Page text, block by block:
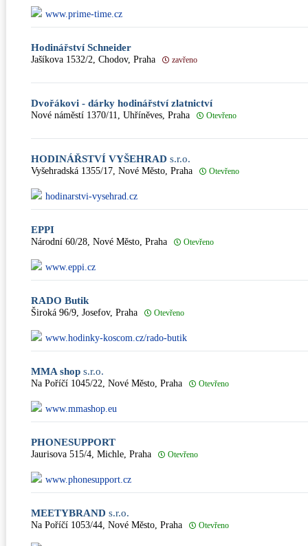
www.prime-time.cz
Hodinářství Schneider
Jašíkova 1532/2, Chodov, Praha zavřeno
Dvořákovi - dárky hodinářství zlatnictví
Nové náměstí 1370/11, Uhříněves, Praha Otevřeno
HODINÁŘSTVÍ VYŠEHRAD s.r.o.
Vyšehradská 1355/17, Nové Město, Praha Otevřeno
hodinarstvi-vysehrad.cz
EPPI
Národní 60/28, Nové Město, Praha Otevřeno
www.eppi.cz
RADO Butik
Široká 96/9, Josefov, Praha Otevřeno
www.hodinky-koscom.cz/rado-butik
MMA shop s.r.o.
Na Poříčí 1045/22, Nové Město, Praha Otevřeno
www.mmashop.eu
PHONESUPPORT
Jaurisova 515/4, Michle, Praha Otevřeno
www.phonesupport.cz
MEETYBRAND s.r.o.
Na Poříčí 1053/44, Nové Město, Praha Otevřeno